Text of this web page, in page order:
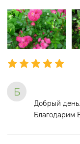
Б
Добрый день.
Благодарим